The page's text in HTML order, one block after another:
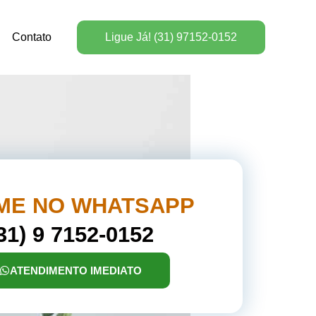
Contato Ligue Já! (31) 97152-0152
NO WHATSAPP
9 7152-0152
ATENDIMENTO IMEDIATO